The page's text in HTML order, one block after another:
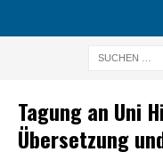
Tagung an Uni
Übersetzung